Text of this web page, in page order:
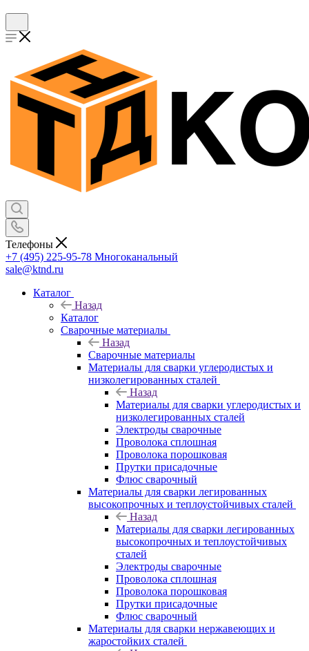
Телефоны
+7 (495) 225-95-78 Многоканальный
sale@ktnd.ru
Каталог
Назад
Каталог
Сварочные материалы
Назад
Сварочные материалы
Материалы для сварки углеродистых и
низколегированных сталей
Назад
Материалы для сварки углеродистых и
низколегированных сталей
Электроды сварочные
Проволока сплошная
Проволока порошковая
Прутки присадочные
Флюс сварочный
Материалы для сварки легированных
высокопрочных и теплоустойчивых сталей
Назад
Материалы для сварки легированных
высокопрочных и теплоустойчивых
сталей
Электроды сварочные
Проволока сплошная
Проволока порошковая
Прутки присадочные
Флюс сварочный
Материалы для сварки нержавеющих и
жаростойких сталей